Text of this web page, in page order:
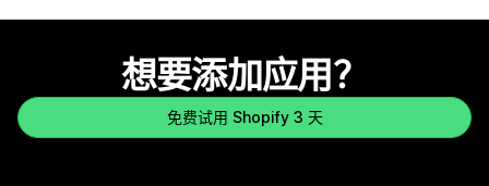
想要添加应用？
免费试用 Shopify 3 天